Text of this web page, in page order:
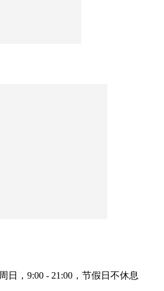
日，9:00 - 21:00，节假日不休息